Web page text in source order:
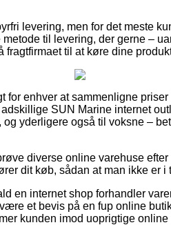
levering, men for det meste
til levering, der gerne –
til at køre dine
for enhver at sammenligne
SUN Marine internet
yderligere også til voksne –
diverse online varehuse
dit køb, sådan at man ikke er
en internet shop forhandler
et bevis på en fup online
kunden imod uoprigtige online